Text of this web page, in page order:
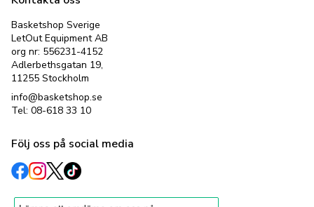
Basketshop Sverige
LetOut Equipment AB
org nr: 556231-4152
Adlerbethsgatan 19,
11255 Stockholm
info@basketshop.se
Tel: 08-618 33 10
Följ oss på social media